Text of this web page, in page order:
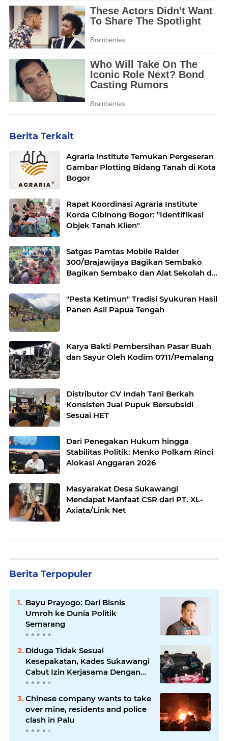
Berita Terkait
Agraria Institute Temukan Pergeseran
Gambar Plotting Bidang Tanah di Kota
Bogor
Rapat Koordinasi Agraria Institute
Korda Cibinong Bogor: "Identifikasi
Objek Tanah Klien"
Satgas Pamtas Mobile Raider
300/Brajawijaya Bagikan Sembako
Bagikan Sembako dan Alat Sekolah di
"Pesta Ketimun" Tradisi Syukuran Hasil
Panen Asli Papua Tengah
Karya Bakti Pembersihan Pasar Buah
dan Sayur Oleh Kodim 0711/Pemalang
Distributor CV Indah Tani Berkah
Konsisten Jual Pupuk Bersubsidi
Sesuai HET
Dari Penegakan Hukum hingga
Stabilitas Politik: Menko Polkam Rinci
Alokasi Anggaran 2026
Masyarakat Desa Sukawangi
Mendapat Manfaat CSR dari PT. XL-
Axiata/Link Net
Berita Terpopuler
Bayu Prayogo: Dari Bisnis
Umroh ke Dunia Politik
Semarang
Diduga Tidak Sesuai
Kesepakatan, Kades Sukawangi
Cabut Izin Kerjasama Dengan
PT XL Axiata Tbk/Link Net
Chinese company wants to take
over mine, residents and police
clash in Palu